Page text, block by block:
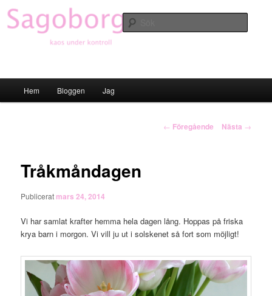
Hoppa
till
primärt
Hem Bloggen Jag
Inläggsnavigering
← Föregående Nästa →
Tråkmåndagen
Publicerat mars 24, 2014
Vi har samlat krafter hemma hela dagen lång. Hoppas på friska
krya barn i morgon. Vi vill ju ut i solskenet så fort som möjligt!